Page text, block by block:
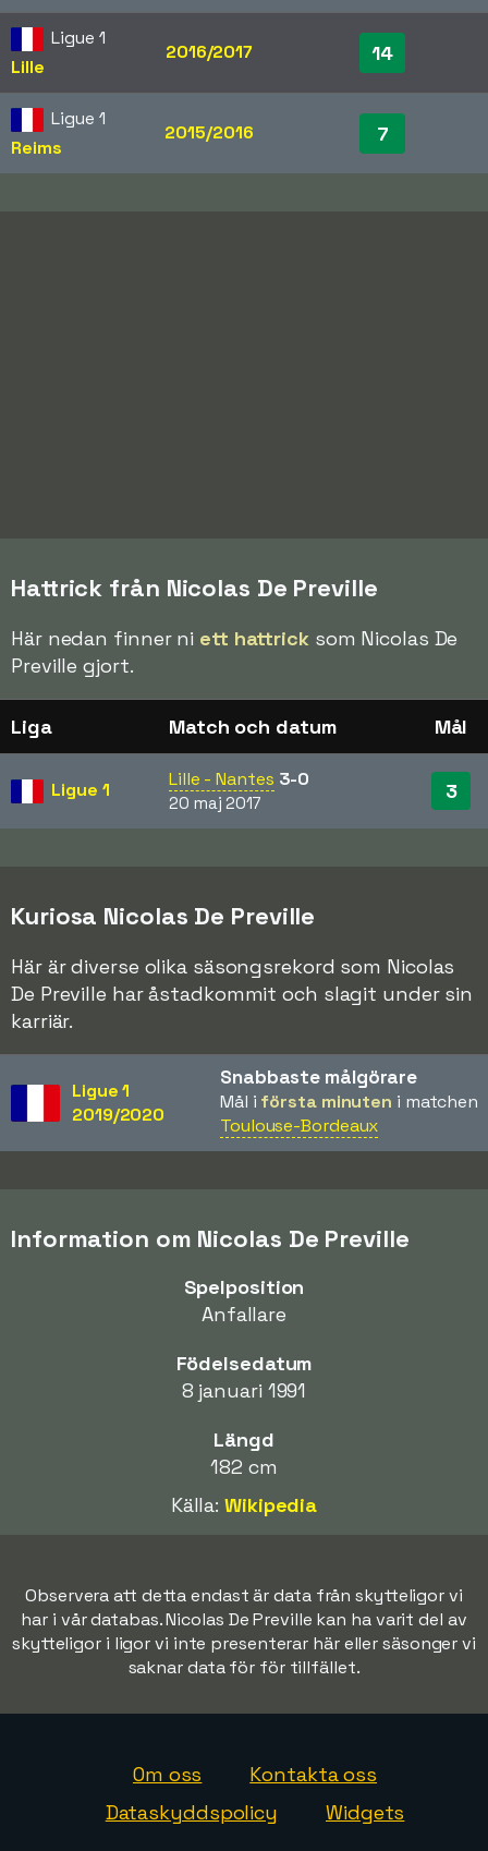
Ligue 1
Lille
2016/2017 14
Ligue 1
Reims
2015/2016 7
Hattrick från Nicolas De Preville
Här nedan finner ni ett hattricksom Nicolas De
Preville gjort.
Liga Match och datum Mål
Ligue 1 Lille - Nantes 3-0
20 maj 2017 3
Kuriosa Nicolas De Preville
Här är diverse olika säsongsrekord som Nicolas
De Preville har åstadkommit och slagit under sin
karriär.
Ligue 1
2019/2020
Snabbaste målgörare
Mål i första minuten i matchen
Toulouse-Bordeaux
Information om Nicolas De Preville
Spelposition
Anfallare
Födelsedatum
8 januari 1991
Längd
182 cm
Källa:Wikipedia
Observera att detta endast är data från skytteligor vi
har i vår databas. Nicolas De Preville kan ha varit del av
skytteligor i ligor vi inte presenterar här eller säsonger vi
saknar data för för tillfället.
Om oss
Kontakta oss
Dataskyddspolicy
Widgets